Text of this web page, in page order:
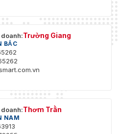
Trường Giang
BẮC
Thơm Trần
NAM